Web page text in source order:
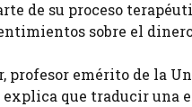
de su proceso
sobre el
profesor emérito de la
que traducir una